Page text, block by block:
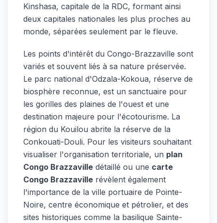
Kinshasa, capitale de la RDC, formant ainsi
deux capitales nationales les plus proches au
monde, séparées seulement par le fleuve.
Les points d'intérêt du Congo-Brazzaville sont
variés et souvent liés à sa nature préservée.
Le parc national d'Odzala-Kokoua, réserve de
biosphère reconnue, est un sanctuaire pour
les gorilles des plaines de l'ouest et une
destination majeure pour l'écotourisme. La
région du Kouilou abrite la réserve de la
Conkouati-Douli. Pour les visiteurs souhaitant
visualiser l'organisation territoriale, un plan
Congo Brazzaville détaillé ou une carte
Congo Brazzaville révèlent également
l'importance de la ville portuaire de Pointe-
Noire, centre économique et pétrolier, et des
sites historiques comme la basilique Sainte-